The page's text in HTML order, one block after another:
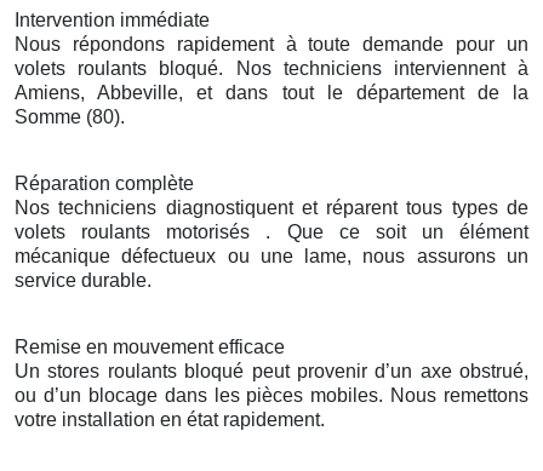
Intervention immédiate
Nous répondons rapidement à toute demande pour un
volets roulants bloqué. Nos techniciens interviennent à
Amiens, Abbeville, et dans tout le département de la
Somme (80).
Réparation complète
Nos techniciens diagnostiquent et réparent tous types de
volets roulants motorisés . Que ce soit un élément
mécanique défectueux ou une lame, nous assurons un
service durable.
Remise en mouvement efficace
Un stores roulants bloqué peut provenir d’un axe obstrué,
ou d’un blocage dans les pièces mobiles. Nous remettons
votre installation en état rapidement.